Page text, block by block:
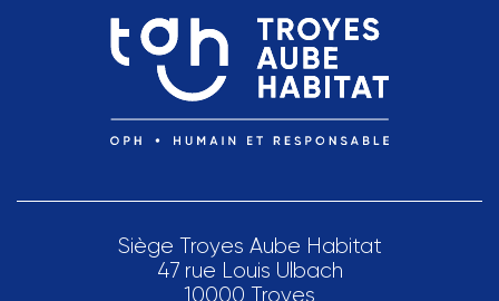
Siège Troyes Aube Habitat
47 rue Louis Ulbach
10000 Troyes